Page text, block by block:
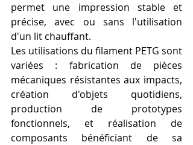
permet une impression stable et
précise, avec ou sans l'utilisation
d'un lit chauffant.
Les utilisations du filament PETG sont
variées : fabrication de pièces
mécaniques résistantes aux impacts,
création d'objets quotidiens,
production de prototypes
fonctionnels, et réalisation de
composants bénéficiant de sa